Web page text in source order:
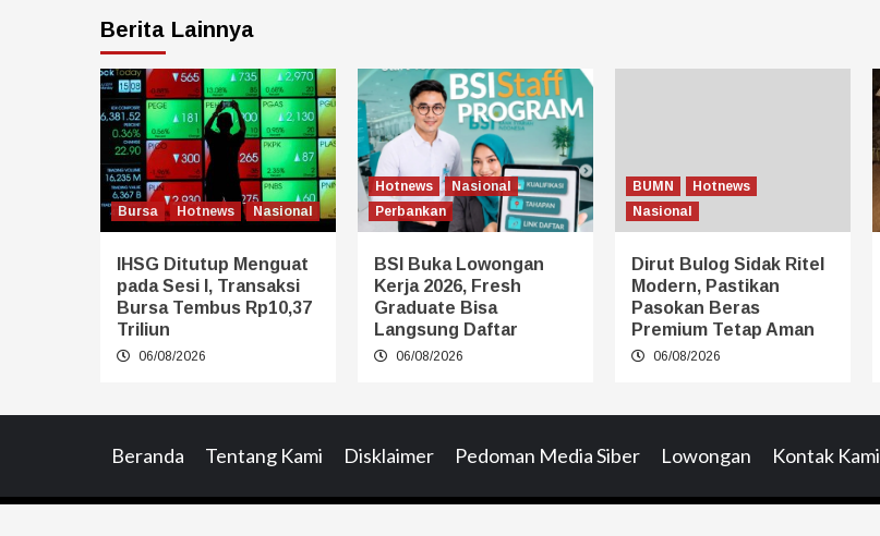
Berita Lainnya
Bursa Hotnews Nasional
IHSG Ditutup Menguat
pada Sesi I, Transaksi
Bursa Tembus Rp10,37
Triliun
06/08/2026
Hotnews
Nasional
Perbankan
BSI Buka Lowongan
Kerja 2026, Fresh
Graduate Bisa
Langsung Daftar
06/08/2026
BUMN
Hotnews
Nasional
Dirut Bulog Sidak Ritel
Modern, Pastikan
Pasokan Beras
Premium Tetap Aman
06/08/2026
Beranda Tentang Kami Disklaimer Pedoman Media Siber Lowongan Kontak Kami